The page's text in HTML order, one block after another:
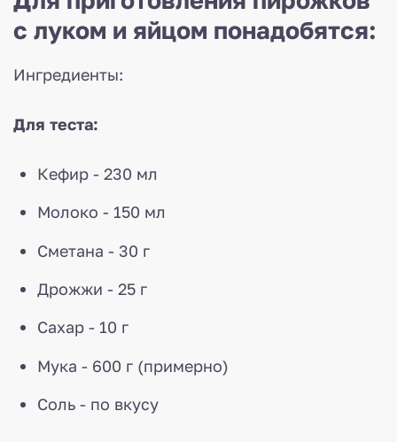
с луком и яйцом понадобятся:
Ингредиенты:
Для теста:
Кефир - 230 мл
Молоко - 150 мл
Сметана - 30 г
Дрожжи - 25 г
Сахар - 10 г
Мука - 600 г (примерно)
Соль - по вкусу